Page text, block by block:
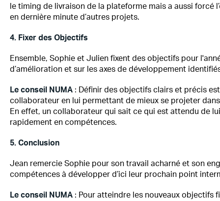
le timing de livraison de la plateforme mais a aussi forcé
en dernière minute d’autres projets.
4. Fixer des Objectifs
Ensemble, Sophie et Julien fixent des objectifs pour
d’amélioration et sur les axes de développement
Le conseil NUMA : Définir des objectifs clairs et précis
collaborateur en lui permettant de mieux se projeter
En effet, un collaborateur qui sait ce qui est attendu de
rapidement en compétences.
5. Conclusion
Jean remercie Sophie pour son travail acharné et son
compétences à développer d’ici leur prochain point
Le conseil NUMA : Pour atteindre les nouveaux objectifs